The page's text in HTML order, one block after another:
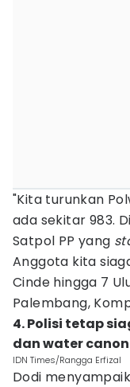
"Kita turunkan
ada sekitar 983.
Satpol PP yang
Anggota kita
Cinde hingga 7
Palembang,
4. Polisi tetap
dan water canon
IDN Times/Rangga Erfizal
Dodi